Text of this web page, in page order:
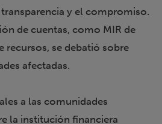
y el compromiso.
de cuentas, como MIR de
recursos, se debatió sobre
afectadas.
a las comunidades
la institución financiera